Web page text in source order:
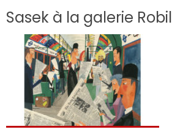
Sasek à la galerie